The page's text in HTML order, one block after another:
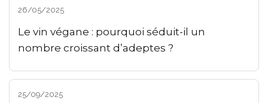
26/05/2025
Le vin végane : pourquoi séduit-il un
nombre croissant d’adeptes ?
25/09/2025